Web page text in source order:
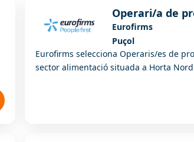
Operari/a de
Eurofirms
Puçol
Eurofirms selecciona Operaris/es de
sector alimentació situada a Horta